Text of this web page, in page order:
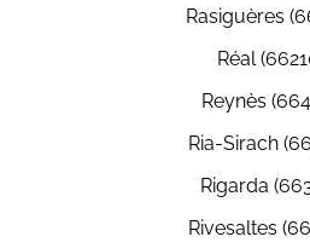
Rasiguères
Réal
Reynès
Ria-Sirach
Rigarda
Rivesaltes